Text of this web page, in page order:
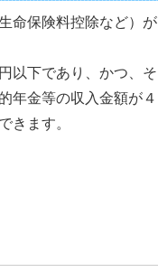
命保険料控除など）が
以下であり、かつ、そ
年金等の収入金額が４
きます。